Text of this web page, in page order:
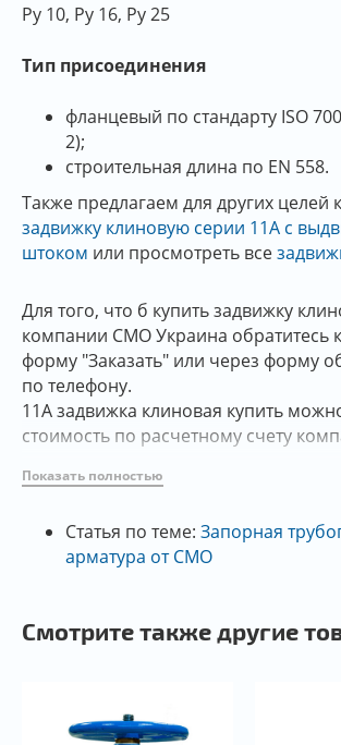
Py 10, Ру 16, Ру 25
Тип присоединения
фланцевый по стандарту ISO
2);
строительная длина по EN 558.
Также предлагаем для других целей
задвижку клиновую серии 11А с
штоком или просмотреть все
Для того, что б купить задвижку
компании СМО Украина обратитесь
форму "Заказать" или через форму
по телефону.
11А задвижка клиновая купить
стоимость по расчетному счету
Задвижка с обрезиненным
чугунная типа 11А производства
это одна из самых востребованных
том, что универсальность
Особенности задвижки клиновой
Показать полностью
Статья по теме: Запорная
арматура от СМО
Смотрите также другие